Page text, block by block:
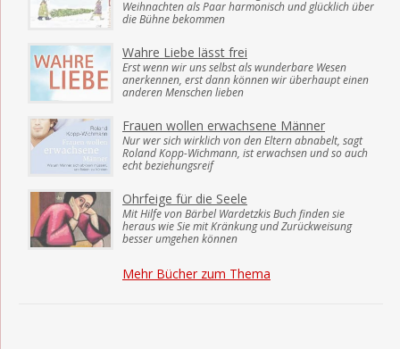
Weihnachten als Paar harmonisch und glücklich über
die Bühne bekommen
Wahre Liebe lässt frei
Erst wenn wir uns selbst als wunderbare Wesen
anerkennen, erst dann können wir überhaupt einen
anderen Menschen lieben
Frauen wollen erwachsene Männer
Nur wer sich wirklich von den Eltern abnabelt, sagt
Roland Kopp-Wichmann, ist erwachsen und so auch
echt beziehungsreif
Ohrfeige für die Seele
Mit Hilfe von Bärbel Wardetzkis Buch finden sie
heraus wie Sie mit Kränkung und Zurückweisung
besser umgehen können
Mehr Bücher zum Thema